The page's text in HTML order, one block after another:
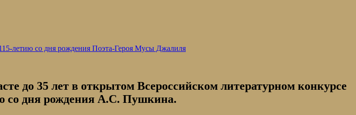
летию со дня рождения Поэта-Героя Мусы Джалиля
до 35 лет в открытом Всероссийском литературном конкурсе
со дня рождения А.С. Пушкина.